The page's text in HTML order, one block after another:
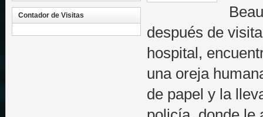
después de
hospital,
una oreja
de papel y la
Contador de Visitas